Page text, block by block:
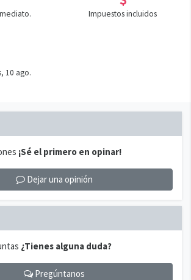
Impuestos incluidos
10 ago.
¡Sé el primero en opinar!
Dejar una opinión
¿Tienes alguna duda?
Pregúntanos